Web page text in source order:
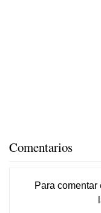
Comentarios
Para comentar